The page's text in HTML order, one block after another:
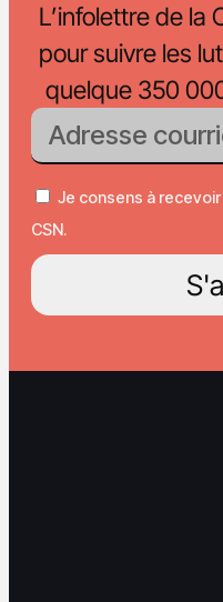
L’infolettre de la
pour suivre les
quelque 350
Je consens à
CSN.